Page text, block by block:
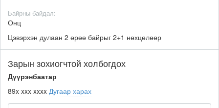
Байрны байдал:
Онц
Цэвэрхэн дулаан 2 өрөө байрыг 2+1 нөхцөлөөр
Зарын зохиогчтой холбогдох
Дүүрэнбаатар
89x xxx xxxx Дугаар харах